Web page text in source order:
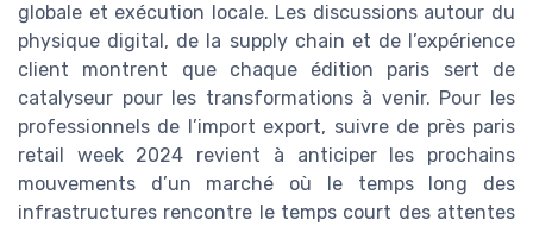
globale et exécution locale. Les discussions autour du
physique digital, de la supply chain et de l’expérience
client montrent que chaque édition paris sert de
catalyseur pour les transformations à venir. Pour les
professionnels de l’import export, suivre de près paris
retail week 2024 revient à anticiper les prochains
mouvements d’un marché où le temps long des
infrastructures rencontre le temps court des attentes